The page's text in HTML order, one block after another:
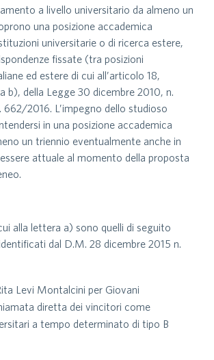
a livello universitario da almeno un
una posizione accademica
universitarie o di ricerca estere,
fissate (tra posizioni
ed estere di cui all’articolo 18,
b), della Legge 30 dicembre 2010, n.
2016. L’impegno dello studioso
in una posizione accademica
un triennio eventualmente anche in
attuale al momento della proposta
alla lettera a) sono quelli di seguito
dal D.M. 28 dicembre 2015 n.
Levi Montalcini per Giovani
diretta dei vincitori come
a tempo determinato di tipo B